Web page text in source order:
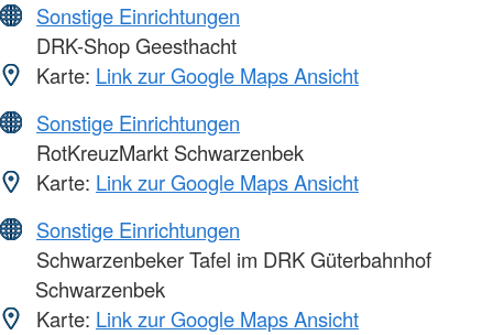
Sonstige Einrichtungen
DRK-Shop Geesthacht
Karte: Link zur Google Maps Ansicht
Sonstige Einrichtungen
RotKreuzMarkt Schwarzenbek
Karte: Link zur Google Maps Ansicht
Sonstige Einrichtungen
Schwarzenbeker Tafel im DRK Güterbahnhof
Schwarzenbek
Karte: Link zur Google Maps Ansicht